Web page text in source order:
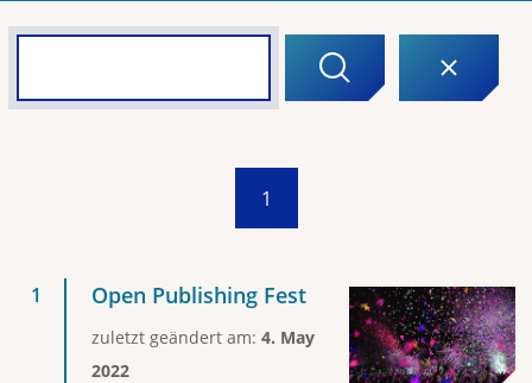
1
Open Publishing Fest
zuletzt geändert am: 4. May
2022